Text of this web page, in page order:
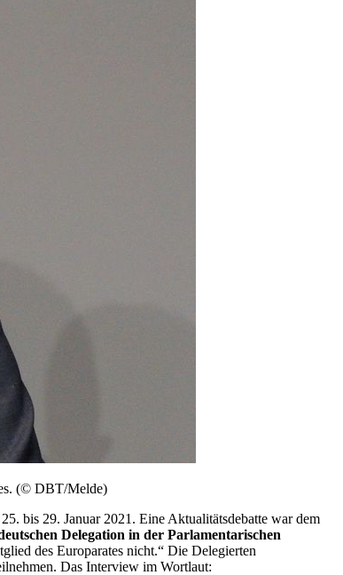
(© DBT/Melde)
bis 29. Januar 2021. Eine Aktualitätsdebatte war dem
Delegation in der Parlamentarischen
des Europarates nicht.“ Die Delegierten
Das Interview im Wortlaut: